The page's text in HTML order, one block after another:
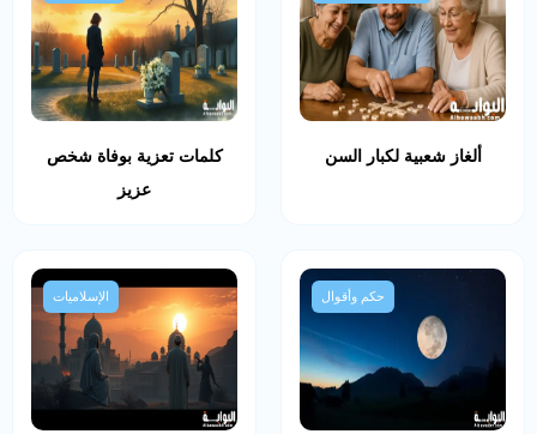
ألغاز شعبية لكبار السن
كلمات تعزية بوفاة شخص
عزيز
حكم وأقوال الإسلاميات